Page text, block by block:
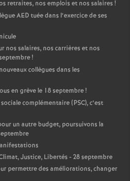
retraites, nos emplois et nos salaires !
AED tuée dans l’exercice de ses
nos salaires, nos carrières et nos
!
collègues dans les
en grève le 18 septembre!
complémentaire (PSC), c’est
un autre budget, poursuivons la
Justice, Libertés - 28 septembre
permettre des améliorations, changer